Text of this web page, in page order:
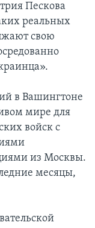
Пескова
реальных
свою
в Вашингтоне
мире для
войск с
из Москвы.
месяцы,